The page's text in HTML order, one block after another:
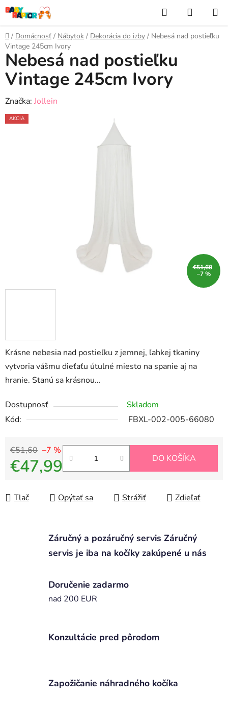
Prejsť
na
obsah
Hľadať
KOŠÍK
Domov
/ Domácnosť / Nábytok / Dekorácia do izby / Nebesá nad postieľku
Vintage 245cm Ivory
Krásne nebesia nad postieľku z jemnej, ľahkej tkaniny
vytvoria vášmu dieťaťu útulné miesto na spanie aj na
hranie. Stanú sa krásnou…
Dostupnosť
Skladom
Kód:
FBXL-002-005-66080
€51,60 –7 %
€47,99 DO KOŠÍKA
Tlač Opýtať sa Strážiť Zdieľať
Nebesá nad postieľku
Vintage 245cm Ivory
Značka: Jollein
AKCIA
€51,60
–7 %
Záručný a pozáručný servis Záručný
servis je iba na kočíky zakúpené u nás
Doručenie zadarmo
nad 200 EUR
Konzultácie pred pôrodom
Zapožičanie náhradného kočíka